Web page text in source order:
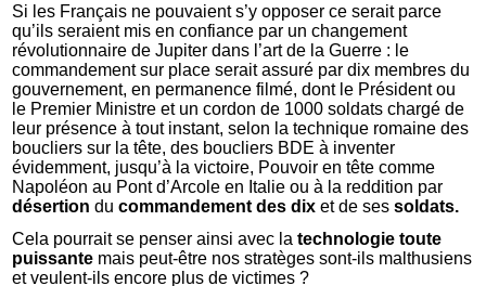
Si les Français ne pouvaient s’y opposer ce serait parce
qu’ils seraient mis en confiance par un changement
révolutionnaire de Jupiter dans l’art de la Guerre : le
commandement sur place serait assuré par dix membres du
gouvernement, en permanence filmé, dont le Président ou
le Premier Ministre et un cordon de 1000 soldats chargé de
leur présence à tout instant, selon la technique romaine des
boucliers sur la tête, des boucliers BDE à inventer
évidemment, jusqu’à la victoire, Pouvoir en tête comme
Napoléon au Pont d’Arcole en Italie ou à la reddition par
désertion ducommandement des dix et de sessoldats.
Cela pourrait se penser ainsi avec latechnologie toute
puissante mais peut-être nos stratèges sont-ils malthusiens
et veulent-ils encore plus de victimes ?